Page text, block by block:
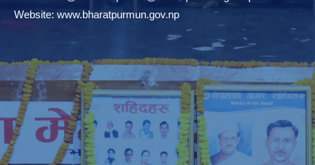
Website: www.bharatpurmun.gov.np